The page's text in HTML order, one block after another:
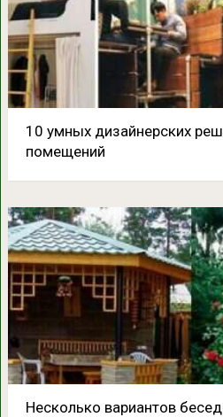
10 умных дизайнерских
помещений
Несколько вариантов